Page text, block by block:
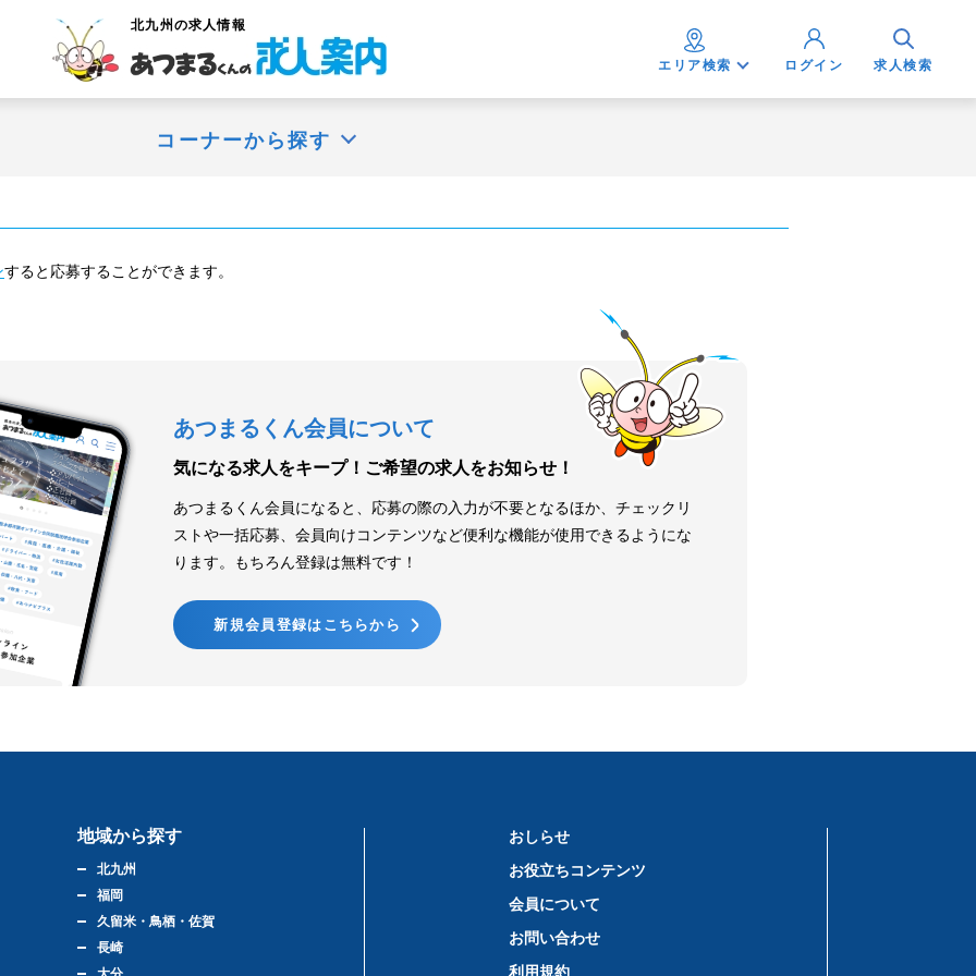
北九州 の求人情報
エリア検索 ログイン 求人検索
コーナーから探す
すると応募することができます。
あつまるくん会員について
気になる求人をキープ！ ご希望の求人をお知らせ！
あつまるくん会員になると、応募の際の入力が不要となるほか、チェックリ
ストや一括応募、会員向けコンテンツなど便利な機能が使用できるようにな
ります。もちろん登録は無料です！
新規会員登録はこちらから
地域から探す
北九州
福岡
久留米・鳥栖・佐賀
長崎
おしらせ
お役立ちコンテンツ
会員について
お問い合わせ
利用規約